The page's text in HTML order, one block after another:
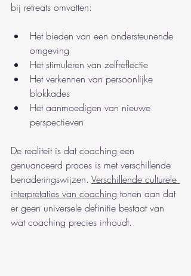
bij retreats omvatten:
Het bieden van een ondersteunende
omgeving
Het stimuleren van zelfreflectie
Het verkennen van persoonlijke
blokkades
Het aanmoedigen van nieuwe
perspectieven
De realiteit is dat coaching een
genuanceerd proces is met verschillende
benaderingswijzen. Verschillende culturele
interpretaties van coaching tonen aan dat
er geen universele definitie bestaat van
wat coaching precies inhoudt.